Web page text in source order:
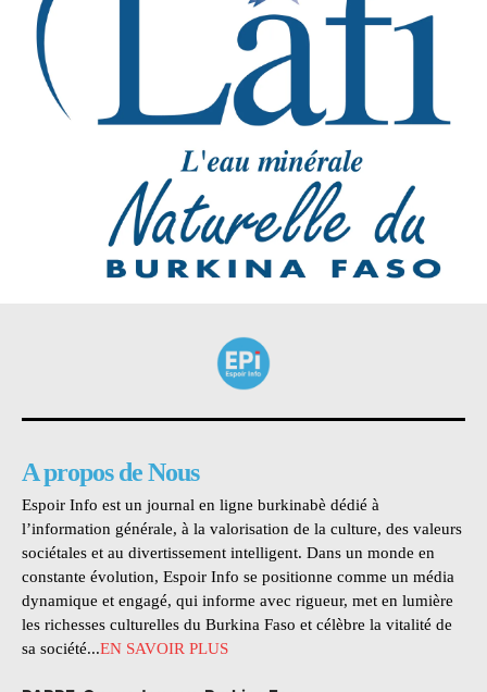
A propos de Nous
Espoir Info est un journal en ligne burkinabè dédié à
l’information générale, à la valorisation de la culture, des valeurs
sociétales et au divertissement intelligent. Dans un monde en
constante évolution, Espoir Info se positionne comme un média
dynamique et engagé, qui informe avec rigueur, met en lumière
les richesses culturelles du Burkina Faso et célèbre la vitalité de
sa société...EN SAVOIR PLUS